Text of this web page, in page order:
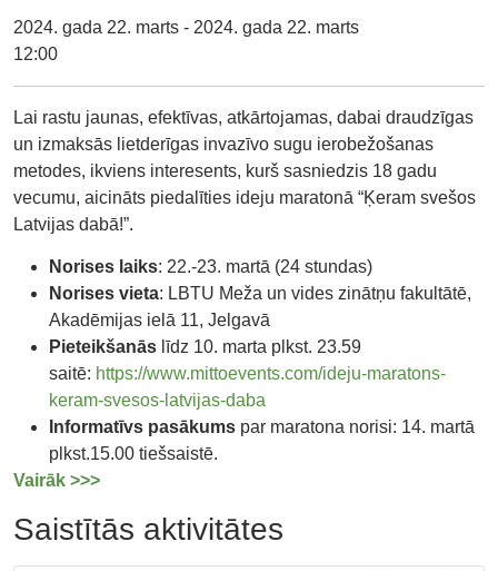
2024. gada 22. marts - 2024. gada 22. marts
12:00
Lai rastu jaunas, efektīvas, atkārtojamas, dabai draudzīgas
un izmaksās lietderīgas invazīvo sugu ierobežošanas
metodes, ikviens interesents, kurš sasniedzis 18 gadu
vecumu, aicināts piedalīties ideju maratonā “Ķeram svešos
Latvijas dabā!”.
Norises laiks: 22.-23. martā (24 stundas)
Norises vieta: LBTU Meža un vides zinātņu fakultātē,
Akadēmijas ielā 11, Jelgavā
Pieteikšanās līdz 10. marta plkst. 23.59
saitē: https://www.mittoevents.com/ideju-maratons-
keram-svesos-latvijas-daba
Informatīvs pasākums par maratona norisi: 14. martā
plkst.15.00 tiešsaistē.
Vairāk >>>
Saistītās aktivitātes